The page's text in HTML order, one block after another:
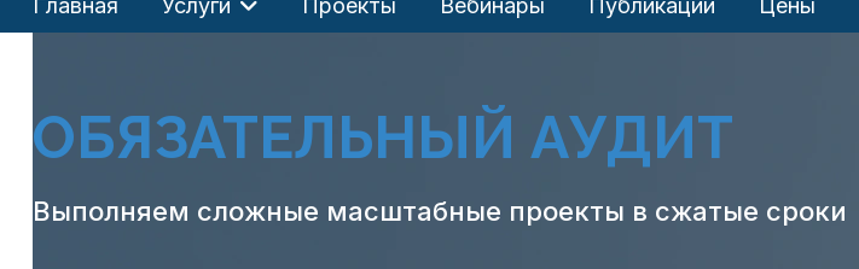
Главная Услуги Проекты Вебинары Публикации Цены
ОБЯЗАТЕЛЬНЫЙ АУДИТ
Выполняем сложные масштабные проекты в сжатые сроки